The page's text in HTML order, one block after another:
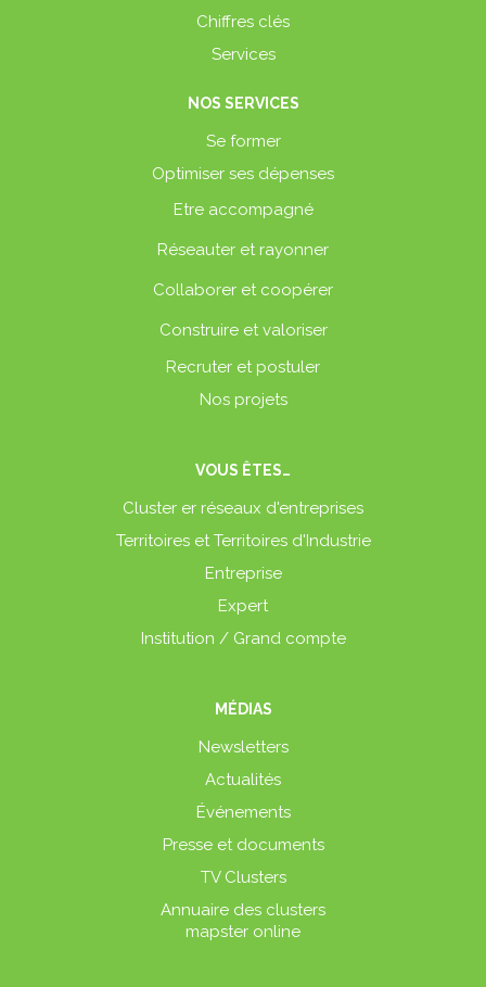
Chiffres clés
Services
NOS SERVICES
Se former
Optimiser ses dépenses
Etre accompagné
Réseauter et rayonner
Collaborer et coopérer
Construire et valoriser
Recruter et postuler
Nos projets
VOUS ÊTES…
Cluster er réseaux d'entreprises
Territoires et Territoires d'Industrie
Entreprise
Expert
Institution / Grand compte
MÉDIAS
Newsletters
Actualités
Événements
Presse et documents
TV Clusters
Annuaire des clusters
mapster online